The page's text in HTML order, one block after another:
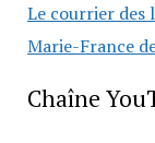
Le courrier des
Marie-France
Chaîne